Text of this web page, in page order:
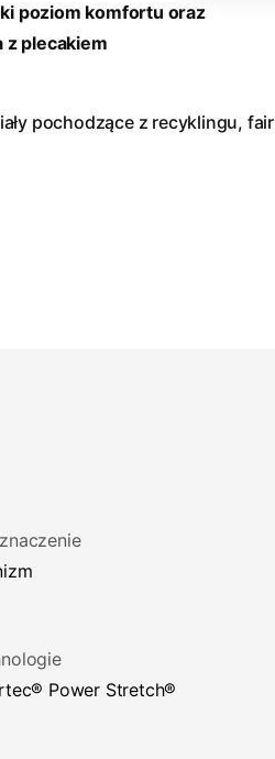
poziom komfortu oraz
z plecakiem
pochodzące z recyklingu, fair
Power Stretch®